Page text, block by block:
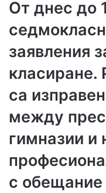
От днес до
заявления
класиране.
са
между
гимназии и
с обещание